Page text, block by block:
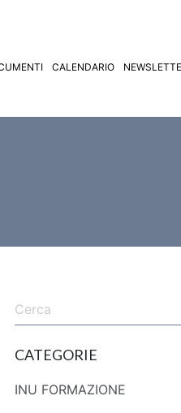
CALENDARIO
CATEGORIE
INU FORMAZIONE